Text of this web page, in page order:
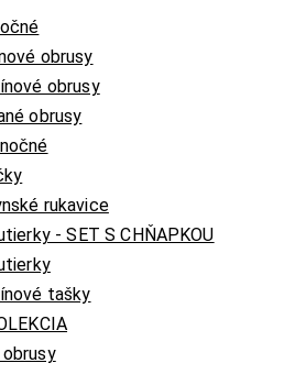
obrusy
obrusy
obrusy
rukavice
- SET S CHŇAPKOU
tašky